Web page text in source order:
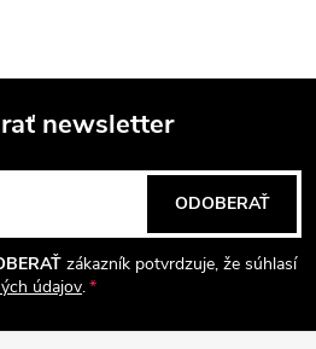
newsletter
zákazník potvrdzuje, že súhlasí
údajov.
ODOBERAŤ